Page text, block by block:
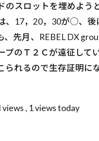
のスロットを埋めよう
、17，20，30が○、後
、先月、REBEL DX
プのＴ２Ｃが遠征して
られるので生存証明に
, 1 views today